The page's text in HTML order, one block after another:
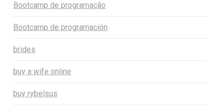
Bootcamp de programação
Bootcamp de programación
brides
buy a wife online
buy rybelsus